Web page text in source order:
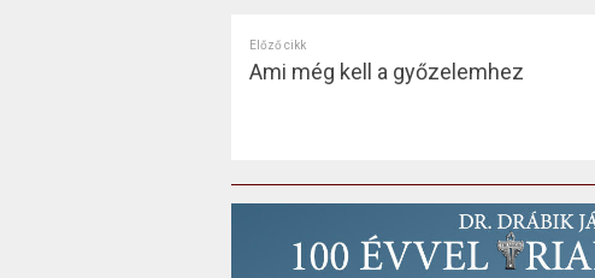
Előző cikk
Ami még kell a győzelemhez